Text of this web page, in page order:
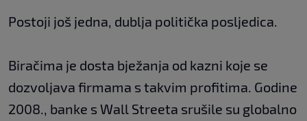
Postoji još jedna, dublja politička posljedica.
Biračima je dosta bježanja od kazni koje se
dozvoljava firmama s takvim profitima. Godine
2008., banke s Wall Streeta srušile su globalno